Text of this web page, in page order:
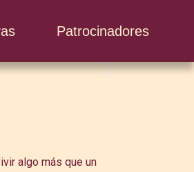
Patrocinadores
algo más que un